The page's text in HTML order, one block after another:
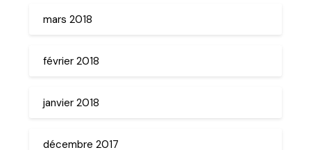
mars 2018
février 2018
janvier 2018
décembre 2017